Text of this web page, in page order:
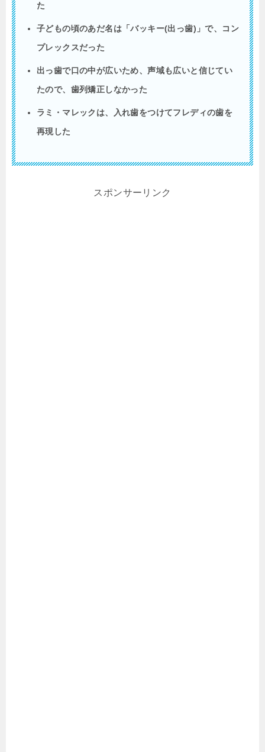
た
子どもの頃のあだ名は「バッキー(出っ歯) 」で、コン
プレックスだった
出っ歯で口の中が広いため、声域も広いと信じてい
たので、歯列矯正しなかった
ラミ・マレックは、入れ歯をつけてフレディの歯を
再現した
スポンサーリンク